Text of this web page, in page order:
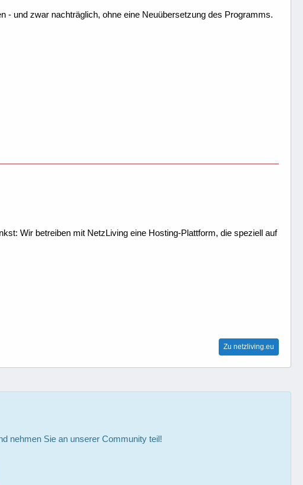
- und zwar nachträglich, ohne eine Neuübersetzung des Programms.
Wir betreiben mit NetzLiving eine Hosting-Plattform, die speziell auf
Zu netzliving.eu
nehmen Sie an unserer Community teil!